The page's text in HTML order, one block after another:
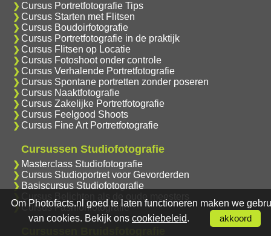
Cursus Portretfotografie Tips
Cursus Starten met Flitsen
Cursus Boudoirfotografie
Cursus Portretfotografie in de praktijk
Cursus Flitsen op Locatie
Cursus Fotoshoot onder controle
Cursus Verhalende Portretfotografie
Cursus Spontane portretten zonder poseren
Cursus Naaktfotografie
Cursus Zakelijke Portretfotografie
Cursus Feelgood Shoots
Cursus Fine Art Portretfotografie
Cursussen Studiofotografie
Masterclass Studiofotografie
Cursus Studioportret voor Gevorderden
Basiscursus Studiofotografie
Cursus Fashionfotografie
Om Photofacts.nl goed te laten functioneren maken we
van cookies. Bekijk ons cookiebeleid. akkoord